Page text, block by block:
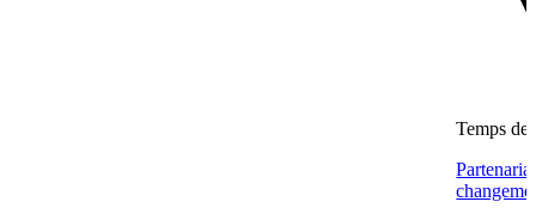
Temps de